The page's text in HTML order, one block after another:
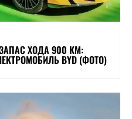
ХОДА 900 КМ:
BYD (ФОТО)